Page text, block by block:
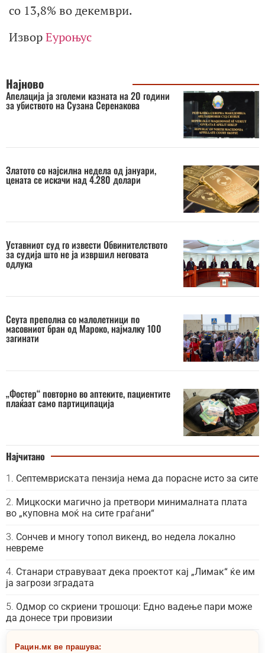
со 13,8% во декември.
ИзворЕуроњус
Најново
Апелација ја зголеми казната на 20 години
за убиството на Сузана Серенакова
Златото со најсилна недела од јануари,
цената се искачи над 4.280 долари
Уставниот суд го извести Обвинителството
за судија што не ја извршил неговата
одлука
Сеута преполна со малолетници по
масовниот бран од Мароко, најмалку 100
загинати
„Фостер“ повторно во аптеките, пациентите
плаќаат само партиципација
Најчитано
Септемвриската пензија нема да порасне исто за сите
Мицкоски магично ја претвори минималната плата
во „куповна моќ на сите граѓани“
Сончев и многу топол викенд, во недела локално
невреме
Станари стравуваат дека проектот кај „Лимак“ ќе им
ја загрози зградата
Одмор со скриени трошоци: Едно вадење пари може
да донесе три провизии
Рацин.мк ве прашува: